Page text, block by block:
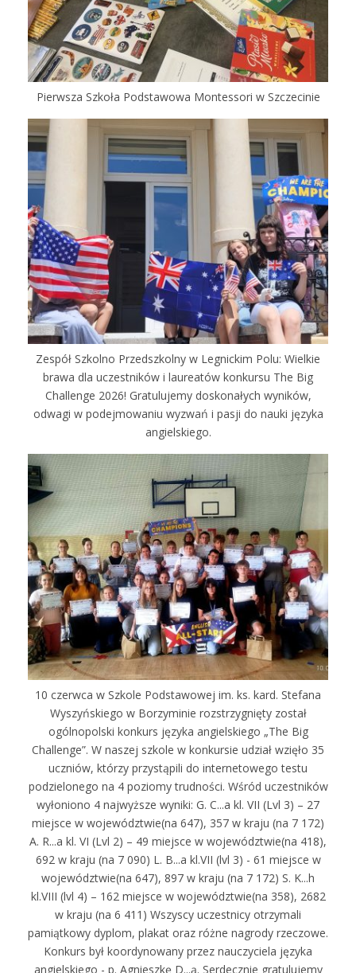
Pierwsza Szkoła Podstawowa Montessori w Szczecinie
Zespół Szkolno Przedszkolny w Legnickim Polu: Wielkie
brawa dla uczestników i laureatów konkursu The Big
Challenge 2026! Gratulujemy doskonałych wyników,
odwagi w podejmowaniu wyzwań i pasji do nauki języka
angielskiego.
10 czerwca w Szkole Podstawowej im. ks. kard. Stefana
Wyszyńskiego w Borzyminie rozstrzygnięty został
ogólnopolski konkurs języka angielskiego „The Big
Challenge”. W naszej szkole w konkursie udział wzięło 35
uczniów, którzy przystąpili do internetowego testu
podzielonego na 4 poziomy trudności. Wśród uczestników
wyłoniono 4 najwyższe wyniki: G. C...a kl. VII (Lvl 3) – 27
miejsce w województwie(na 647), 357 w kraju (na 7 172)
A. R...a kl. VI (Lvl 2) – 49 miejsce w województwie(na 418),
692 w kraju (na 7 090) L. B...a kl.VII (lvl 3) - 61 miejsce w
województwie(na 647), 897 w kraju (na 7 172) S. K...h
kl.VIII (lvl 4) – 162 miejsce w województwie(na 358), 2682
w kraju (na 6 411) Wszyscy uczestnicy otrzymali
pamiątkowy dyplom, plakat oraz różne nagrody rzeczowe.
Konkurs był koordynowany przez nauczyciela języka
angielskiego - p. Agnieszkę D...ą. Serdecznie gratulujemy